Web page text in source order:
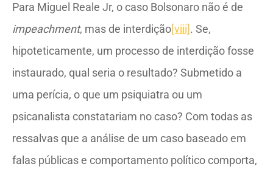
Para Miguel Reale Jr, o caso Bolsonaro não é de
impeachment, mas de interdição[viii]. Se,
hipoteticamente, um processo de interdição fosse
instaurado, qual seria o resultado? Submetido a
uma perícia, o que um psiquiatra ou um
psicanalista constatariam no caso? Com todas as
ressalvas que a análise de um caso baseado em
falas públicas e comportamento político comporta,